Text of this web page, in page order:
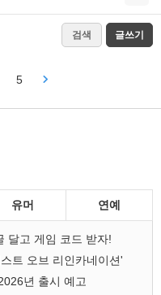
검색 글쓰기
5
유머 연예
달고 게임 코드 받자!
트 오브 리인카네이션'
년 출시 예고